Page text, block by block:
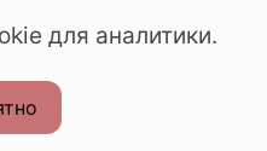
для аналитики.